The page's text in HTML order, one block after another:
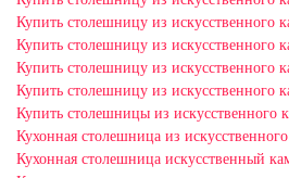
Купить столешницу из искусственного
Купить столешницу из искусственного
Купить столешницу из искусственного
Купить столешницу из искусственного
Купить столешницы из искусственного
Кухонная столешница из
Кухонная столешница искусственный